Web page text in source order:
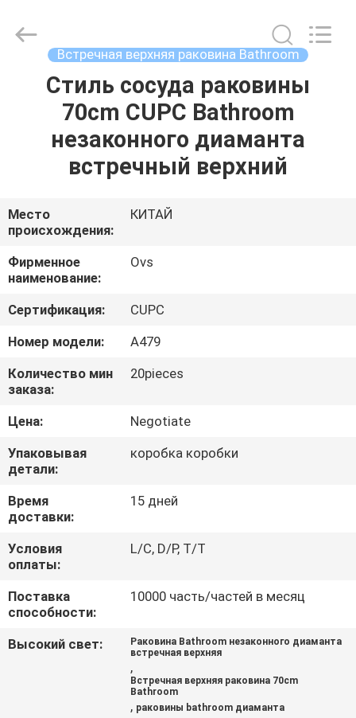
ДОМ
ПРОДУКТЫ
НАС
ПУТЕШЕСТВИЕ
ФАБРИКИ
ПРОВЕРКА
КАЧЕСТВА
СВЯЖИТЕСЬ
МЫ
НОВОСТИ
СЛУЧАИ
КАРТА
Встречная верхняя раковина Bathroom
Стиль сосуда раковины
70cm CUPC Bathroom
незаконного диаманта
встречный верхний
Место
происхождения:
КИТАЙ
Фирменное
наименование:
Ovs
Сертификация:
CUPC
Номер модели:
A479
Количество мин
заказа:
20pieces
Цена:
Negotiate
Упаковывая
детали:
коробка коробки
Время
доставки:
15 дней
Условия
оплаты:
L/C, D/P, T/T
Поставка
способности:
10000 часть/частей в месяц
Высокий свет:
Раковина Bathroom незаконного диаманта
встречная верхняя
,
Встречная верхняя раковина 70cm
Bathroom
, раковины bathroom диаманта